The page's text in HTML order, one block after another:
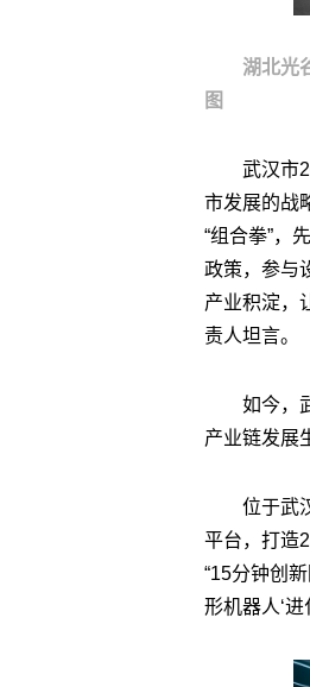
湖北光
图
武汉市
市发展的战
“组合拳”，
政策，参与
产业积淀，
责人坦言。
如今，
产业链发展
位于武
平台，打造
“15分钟创
形机器人‘